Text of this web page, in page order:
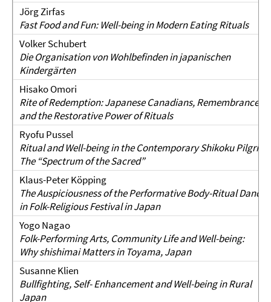
Jörg Zirfas
Fast Food and Fun: Well-being in Modern Eating Rituals
Volker Schubert
Die Organisation von Wohlbefinden in japanischen
Kindergärten
Hisako Omori
Rite of Redemption: Japanese Canadians, Remembrance
and the Restorative Power of Rituals
Ryofu Pussel
Ritual and Well-being in the Contemporary Shikoku
The “Spectrum of the Sacred”
Klaus-Peter Köpping
The Auspiciousness of the Performative Body-Ritual
in Folk-Religious Festival in Japan
Yogo Nagao
Folk-Performing Arts, Community Life and Well-being:
Why shishimai Matters in Toyama, Japan
Susanne Klien
Bullfighting, Self- Enhancement and Well-being in Rural
Japan